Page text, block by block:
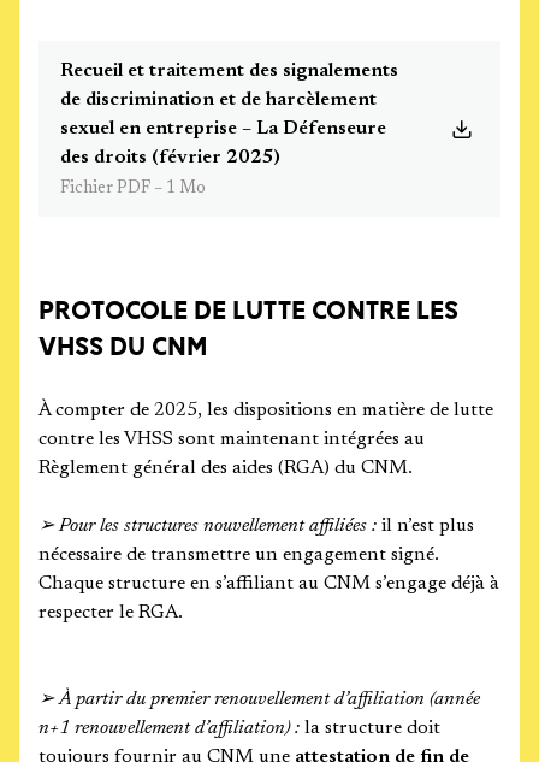
Recueil et traitement des signalements
de discrimination et de harcèlement
sexuel en entreprise – La Défenseure
des droits (février 2025)
Fichier PDF – 1 Mo
PROTOCOLE DE LUTTE CONTRE LES
VHSS DU CNM
À compter de 2025, les dispositions en matière de lutte
contre les VHSS sont maintenant intégrées au
Règlement général des aides (RGA) du CNM.
➢ Pour les structures nouvellement affiliées : il n’est plus
nécessaire de transmettre un engagement signé.
Chaque structure en s’affiliant au CNM s’engage déjà à
respecter le RGA.
➢ À partir du premier renouvellement d’affiliation (année
n+1 renouvellement d’affiliation) : la structure doit
toujours fournir au CNM une attestation de fin de